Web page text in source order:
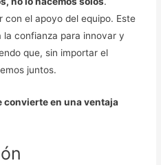
con el apoyo del equipo. Este
confianza para innovar y
que, sin importar el
juntos.
en una ventaja